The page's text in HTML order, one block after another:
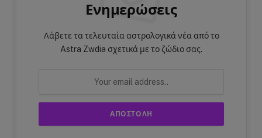
Ενημερώσεις
Λάβετε τα τελευταία αστρολογικά νέα από το
Astra Zwdia σχετικά με το ζώδιο σας.